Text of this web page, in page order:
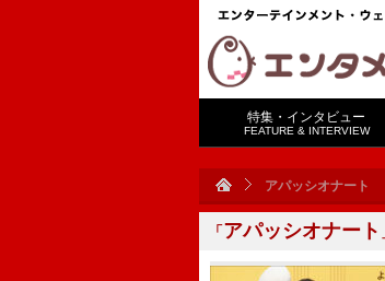
特集・インタビュー
FEATURE & INTERVIEW
アパッシオナート
「アパッシオナート